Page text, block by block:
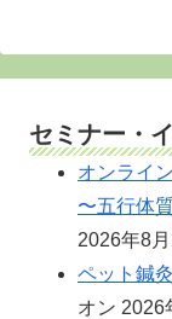
セミナー・
オンライ
〜五行体
2026年8
ペット鍼
オン 2026